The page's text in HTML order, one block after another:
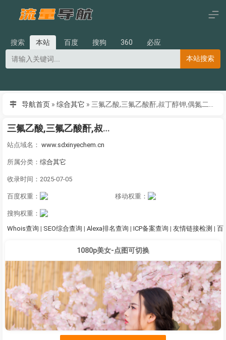
搜索 本站 百度 搜狗 360
必应
本站搜索
导航首页 » 综合其它 »
三氟乙酸,三氟乙酸酐,叔丁醇钾,偶氮二异丁腈,N-甲基吡咯烷酮,二甲基二硫醚,异丁酸,对氯苯酚_山东欣烨化工
站点域名： www.sdxinyechem.cn
所属分类： 综合其它
收录时间：2025-07-05
百度权重： 移动权重：
搜狗权重：
Whois查询 | SEO综合查询 | Alexa排名查询 | ICP备案查询 | 友情链接检测 | 百
1080p美女-点图可切换